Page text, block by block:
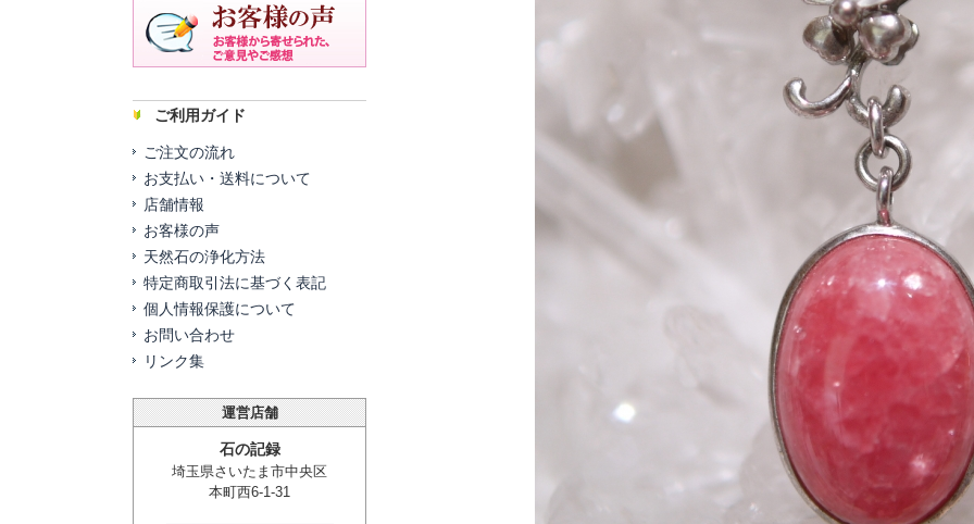
ご利用ガイド
ご注文の流れ
お支払い・送料について
店舗情報
お客様の声
天然石の浄化方法
特定商取引法に基づく表記
個人情報保護について
お問い合わせ
リンク集
運営店舗
石の記録
埼玉県さいたま市中央区
本町西6-1-31